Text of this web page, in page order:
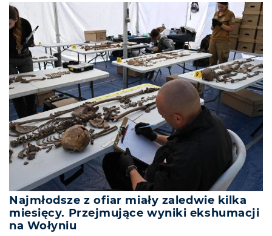
Najmłodsze z ofiar miały zaledwie kilka
miesięcy. Przejmujące wyniki ekshumacji
na Wołyniu